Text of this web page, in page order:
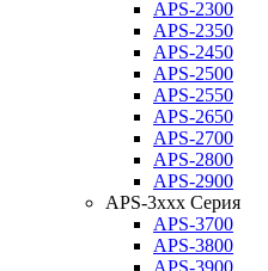
APS-2300
APS-2350
APS-2450
APS-2500
APS-2550
APS-2650
APS-2700
APS-2800
APS-2900
APS-3xxx Серия
APS-3700
APS-3800
APS-3900